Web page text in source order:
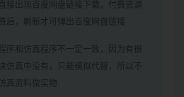
直接出现百度网盘链接下载，付费资源
后，刷新才可弹出百度网盘链接
序和仿真程序不一定一致，因为有很
块仿真中没有，只能模拟代替，所以不
真资料做实物